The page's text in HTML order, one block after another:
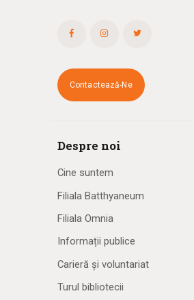
Contactează-Ne
Despre noi
Cine suntem
Filiala Batthyaneum
Filiala Omnia
Informații publice
Carieră și voluntariat
Turul bibliotecii